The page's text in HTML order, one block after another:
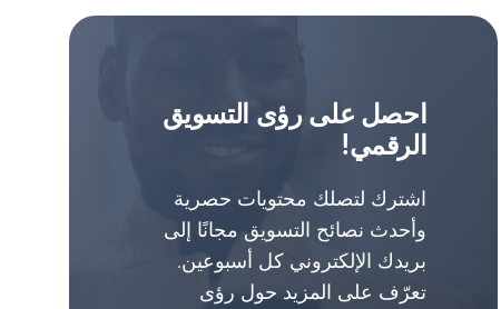
احصل على رؤى التسويق
الرقمي!
اشترك لتصلك محتويات حصرية
وأحدث نصائح التسويق مجانًا إلى
بريدك الإلكتروني كل أسبوعين.
تعرّف على المزيد حول رؤى